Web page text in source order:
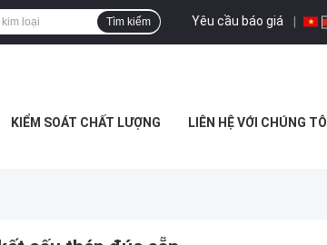
Yêu cầu báo giá |
Tìm kiếm
KIỂM SOÁT CHẤT LƯỢNG LIÊN HỆ VỚI CHÚNG TÔI